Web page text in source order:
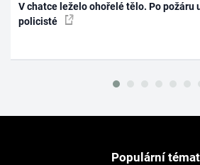
V chatce leželo ohořelé tělo. Po požáru
policisté
Populární